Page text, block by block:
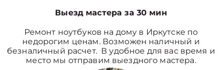
Выезд мастера за 30 мин
Ремонт ноутбуков на дому в Иркутске по
недорогим ценам. Возможен наличный и
безналичный расчет. В удобное для вас время и
место мы отправим выездного мастера.